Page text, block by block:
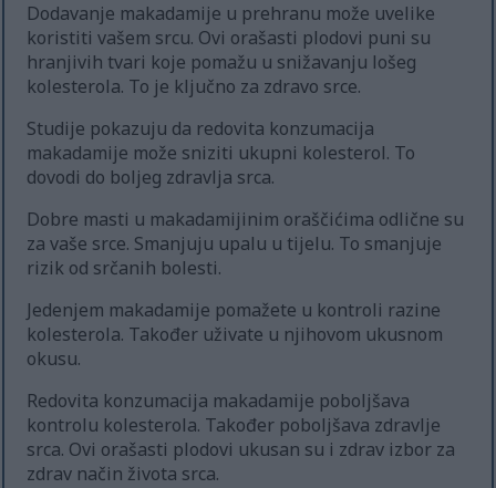
Dodavanje makadamije u prehranu može uvelike
koristiti vašem srcu. Ovi orašasti plodovi puni su
hranjivih tvari koje pomažu u snižavanju lošeg
kolesterola. To je ključno za zdravo srce.
Studije pokazuju da redovita konzumacija
makadamije može sniziti ukupni kolesterol. To
dovodi do boljeg zdravlja srca.
Dobre masti u makadamijinim oraščićima odlične su
za vaše srce. Smanjuju upalu u tijelu. To smanjuje
rizik od srčanih bolesti.
Jedenjem makadamije pomažete u kontroli razine
kolesterola. Također uživate u njihovom ukusnom
okusu.
Redovita konzumacija makadamije poboljšava
kontrolu kolesterola. Također poboljšava zdravlje
srca. Ovi orašasti plodovi ukusan su i zdrav izbor za
zdrav način života srca.